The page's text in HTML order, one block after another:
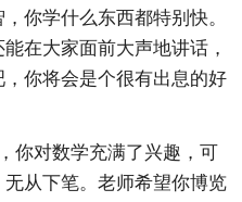
你学什么东西都特别快。
在大家面前大声地讲话，
你将会是个很有出息的好
你对数学充满了兴趣，可
从下笔。老师希望你博览